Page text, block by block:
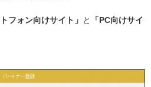
フォン向けサイト」 と
「PC向けサイ